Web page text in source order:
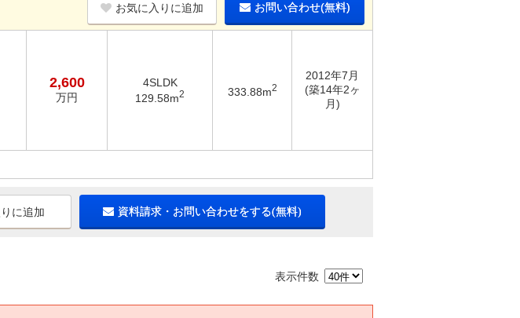
お気に入りに追加 お問い合わせ(無料)
2,600
万円
4SLDK
129.58m2 333.88m2
2012年7月
(築14年2ヶ
月)
に追加 資料請求・お問い合わせをする(無料)
表示件数